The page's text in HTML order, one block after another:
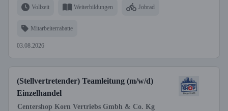
Vollzeit Weiterbildungen Jobrad
Mitarbeiterrabatte
03.08.2026
(Stellvertretender) Teamleitung (m/w/d)
Einzelhandel
Centershop Korn Vertriebs Gmbh & Co. Kg